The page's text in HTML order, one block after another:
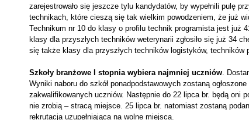
zarejestrowało się jeszcze tylu kandydatów, by wypełnili pulę
technikach, które cieszą się tak wielkim powodzeniem, że już
Technikum nr 10 do klasy o profilu technik programista jest już
klasy dla przyszłych techników weterynarii zgłosiło się już 34
się także klasy dla przyszłych techników logistyków, techników
Szkoły branżowe I stopnia wybiera najmniej uczniów.
Wyniki naboru do szkół ponadpodstawowych zostaną
zakwalifikowanych uczniów. Następnie do 22 lipca br. będą oni
nie zrobią – stracą miejsce. 25 lipca br. natomiast zostaną
rekrutacja uzupełniająca na wolne miejsca.